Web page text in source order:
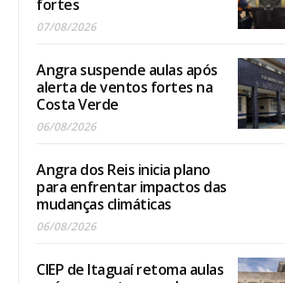
fortes
07/08/2026
Angra suspende aulas após
alerta de ventos fortes na
Costa Verde
06/08/2026
Angra dos Reis inicia plano
para enfrentar impactos das
mudanças climáticas
06/08/2026
CIEP de Itaguaí retoma aulas